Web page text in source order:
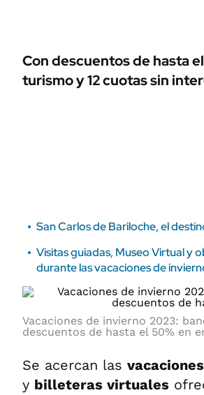
Con descuentos de hasta
turismo y 12 cuotas sin
San Carlos de Bariloche, el
Visitas guiadas, Museo Virtual y
durante las vacaciones de
Vacaciones de invierno 2023:
descuentos de hasta el 50% en
Se acercan las
y billeteras virtuales